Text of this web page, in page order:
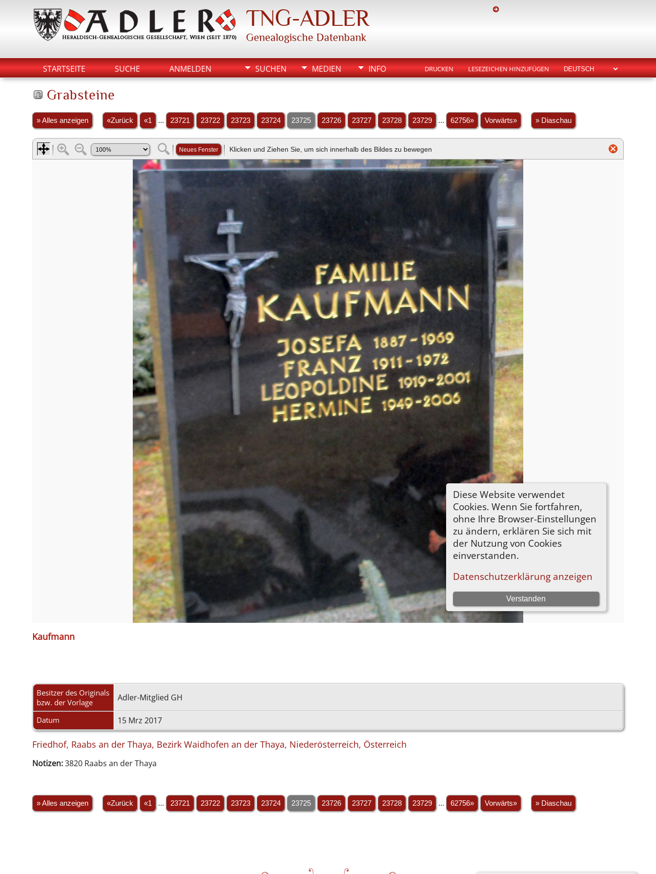
TNG-ADLER
Genealogische Datenbank
STARTSEITE SUCHE ANMELDEN SUCHEN MEDIEN INFO DRUCKEN LESEZEICHEN HINZUFÜGEN
Grabsteine
» Alles anzeigen «Zurück «1 ... 23721 23722 23723 23724 23725 23726 23727 23728 23729 ... 62756» Vorwärts» » Diaschau
Kaufmann
Besitzer des Originals
bzw. der Vorlage
Adler-Mitglied GH
Datum 15 Mrz 2017
Friedhof, Raabs an der Thaya, Bezirk Waidhofen an der Thaya, Niederösterreich, Österreich
Notizen:3820 Raabs an der Thaya
» Alles anzeigen «Zurück «1 ... 23721 23722 23723 23724 23725 23726 23727 23728 23729 ... 62756» Vorwärts» » Diaschau